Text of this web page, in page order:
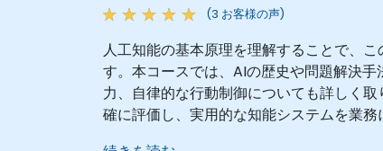
(3 お客様の声)
人工知能の基本原理を理解することで、
す。本コースでは、AIの歴史や問題解決
力、自律的な行動制御についても詳しく
確に評価し、実用的な知能システムを業